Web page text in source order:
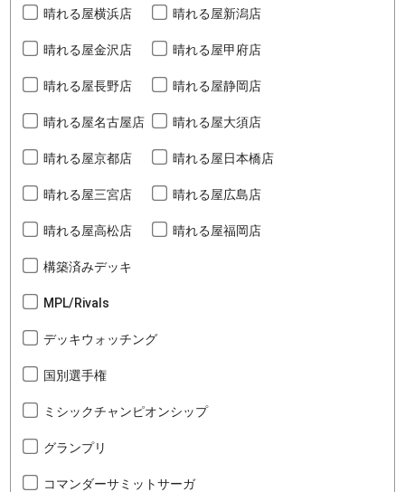
晴れる屋横浜店 晴れる屋新潟店
晴れる屋金沢店 晴れる屋甲府店
晴れる屋長野店 晴れる屋静岡店
晴れる屋名古屋店 晴れる屋大須店
晴れる屋京都店 晴れる屋日本橋店
晴れる屋三宮店 晴れる屋広島店
晴れる屋高松店 晴れる屋福岡店
構築済みデッキ
MPL/Rivals
デッキウォッチング
国別選手権
ミシックチャンピオンシップ
グランプリ
コマンダーサミットサーガ